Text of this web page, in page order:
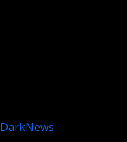
DarkNews